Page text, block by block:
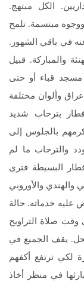
الكل مبتهج.
مبتسمة. تلمح
في باقي الشهور.
والمباركة. قبيل
مسجد قباء أو حتى
وألوان مختلفة
بترحاب شديد
بالجلوس إلى
والترحاب ما لم
البسيطة فترى
والهندي والأوروبي
عليه خدماته. حالة
وقت صلاة التراويح
يقف الجميع في
لكي ترتفع أكفهم
في منظر أخاذ